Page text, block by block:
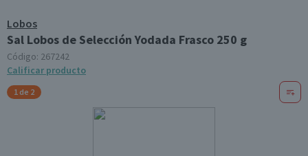
Lobos
Sal Lobos de Selección Yodada Frasco 250 g
Código: 267242
Calificar producto
1 de 2